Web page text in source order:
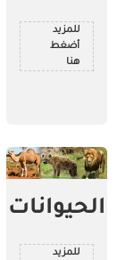
للمزيد
أضغط
هنا
الحيوانات
للمزيد